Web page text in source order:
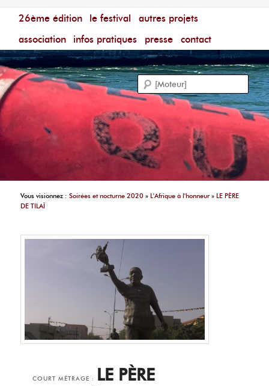
Menu principal
aller au contenu principal
aller au contenu secondaire
26ème édition le festival
autres projets
association
infos pratiques presse contact
Festival du Film Court Francophone – [Un poing c'est
Vous visionnez :Soirées et nocturne 2020 »L'Afrique à l'honneur »LE PÈRE
DE TILAÏ
COURT MÉTRAGE :
LE PÈRE